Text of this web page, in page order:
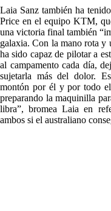
Laia Sanz también ha
Price en el equipo KTM,
una victoria final también
galaxia. Con la mano rota y
ha sido capaz de pilotar a
al campamento cada día,
sujetarla más del dolor.
montón por él y por todo
preparando la maquinilla
libra”, bromea Laia en
ambos si el australiano